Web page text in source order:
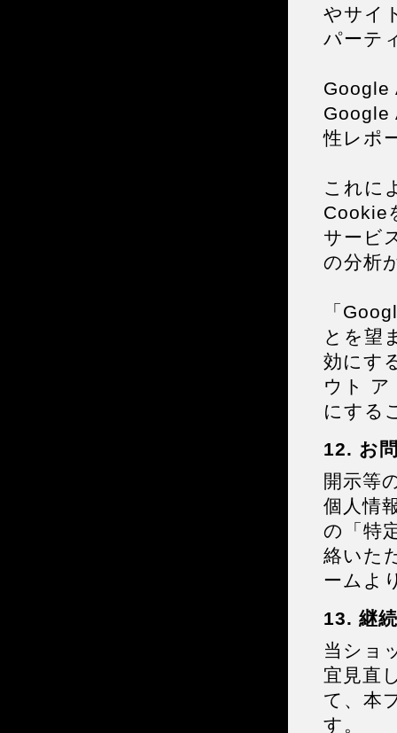
やサイ
パーテ
Google
Google
性レポ
これに
Cookie
サービ
の分析
「
とを望
効にす
ウト ア
にする
12. お
開示等
個人情
の「特
絡いた
ームよ
13. 継
当ショ
宜見直
て、本
す。